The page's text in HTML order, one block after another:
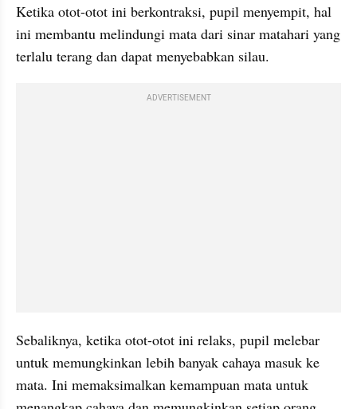
Ketika otot-otot ini berkontraksi, pupil menyempit, hal
ini membantu melindungi mata dari sinar matahari yang
terlalu terang dan dapat menyebabkan silau.
ADVERTISEMENT
Sebaliknya, ketika otot-otot ini relaks, pupil melebar
untuk memungkinkan lebih banyak cahaya masuk ke
mata. Ini memaksimalkan kemampuan mata untuk